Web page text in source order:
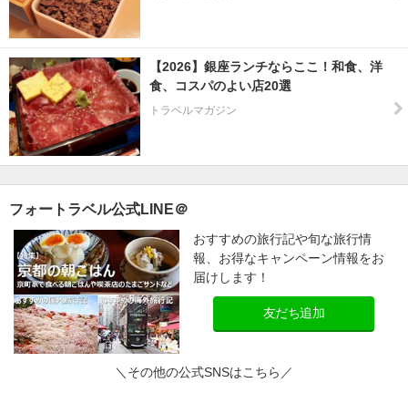
【2026】銀座ランチならここ！和食、洋
食、コスパのよい店20選
トラベルマガジン
フォートラベル公式LINE＠
おすすめの旅行記や旬な旅行情
報、お得なキャンペーン情報をお
届けします！
友だち追加
＼その他の公式SNSはこちら／